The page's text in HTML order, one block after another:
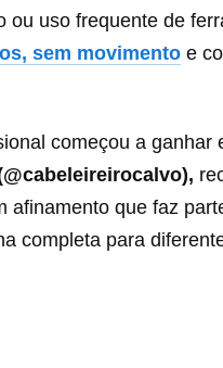
ou uso frequente de
sem movimento e
começou a ganhar
@cabeleireirocalvo),
afinamento que faz
completa para